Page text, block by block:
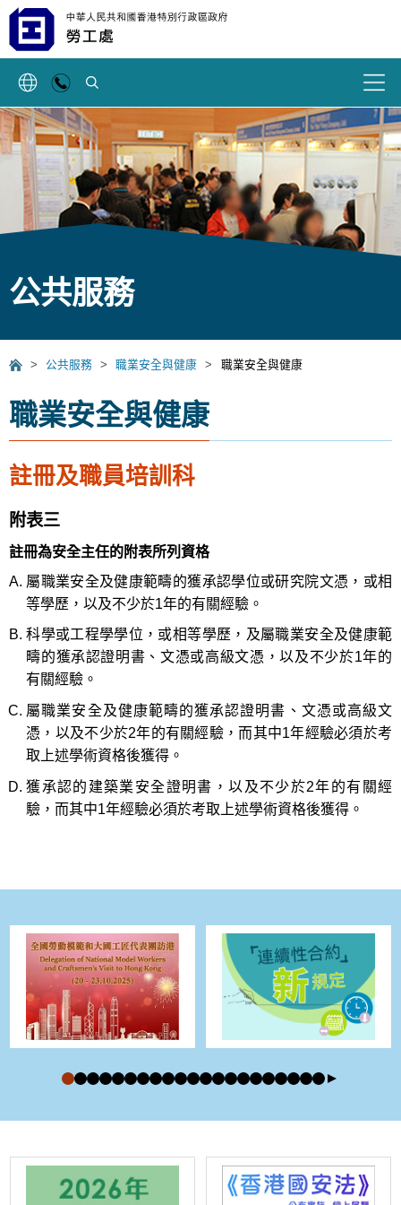
搜索
公共服務
> 公共服務 > 職業安全與健康 > 職業安全與健康
職業安全與健康
註冊及職員培訓科
附表三
註冊為安全主任的附表所列資格
屬職業安全及健康範疇的獲承認學位或研究院文憑，或相
等學歷，以及不少於1年的有關經驗。
科學或工程學學位，或相等學歷，及屬職業安全及健康範
疇的獲承認證明書、文憑或高級文憑，以及不少於1年的
有關經驗。
屬職業安全及健康範疇的獲承認證明書、文憑或高級文
憑，以及不少於2年的有關經驗，而其中1年經驗必須於考
取上述學術資格後獲得。
獲承認的建築業安全證明書，以及不少於2年的有關經
驗，而其中1年經驗必須於考取上述學術資格後獲得。